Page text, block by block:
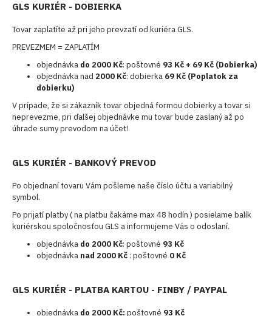
GLS KURIÉR - DOBIERKA
Tovar zaplatíte až pri jeho prevzatí od kuriéra GLS.
PREVEZMEM = ZAPLATÍM
objednávka do 2000 Kč: poštovné 93 Kč + 69 Kč (Dobierka)
objednávka nad 2000 Kč: dobierka 69 Kč (Poplatok za
dobierku)
V prípade, že si zákazník tovar objedná formou dobierky a tovar si
neprevezme, pri ďalšej objednávke mu tovar bude zaslaný až po
úhrade sumy prevodom na účet!
GLS KURIÉR - BANKOVÝ PREVOD
Po objednaní tovaru Vám pošleme naše číslo účtu a variabilný
symbol.
Po prijatí platby ( na platbu čakáme max 48 hodín ) posielame balík
kuriérskou spoločnosťou GLS a informujeme Vás o odoslaní.
objednávka do 2000 Kč: poštovné 93 Kč
objednávka nad 2000 Kč : poštovné 0 Kč
GLS KURIÉR - PLATBA KARTOU - FINBY / PAYPAL
objednávka do 2000 Kč: poštovné 93 Kč